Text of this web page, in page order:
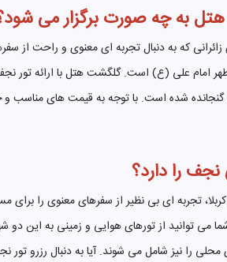
به چه صورت برگزار می
که به دنبال تجربه ای معنوی و راحت از
علی (ع) است. گلگشت هتل با ارائه تور
شده است. با توجه به قیمت های مناسب و
را دارد؟
تجربه ای بی نظیر از سفرهای معنوی را
می توانید از تورهای هوایی و زمینی به این
را نیز شامل می شوند. آیا به دنبال رزرو